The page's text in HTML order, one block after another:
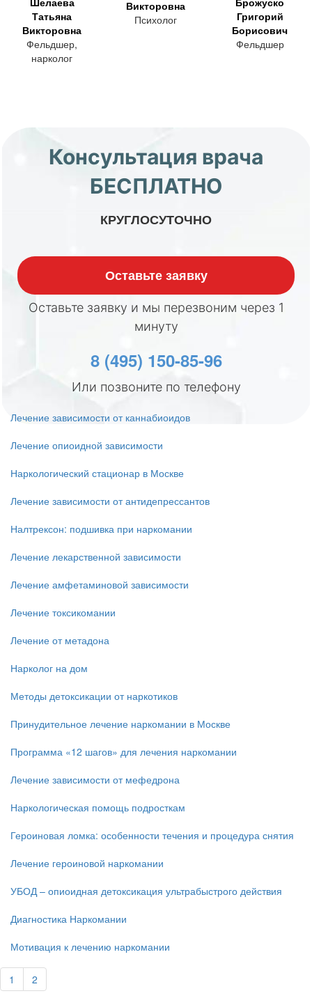
Татьяна
Викторовна
Фельдшер,
нарколог
Викторовна
Психолог
Григорий
Борисович
Фельдшер
Консультация врача
БЕСПЛАТНО
КРУГЛОСУТОЧНО
Оставьте заявку
Оставьте заявку и мы перезвоним через 1
минуту
8 (495) 150-85-96
Или позвоните по телефону
Лечение зависимости от каннабиоидов
Лечение опиоидной зависимости
Наркологический стационар в Москве
Лечение зависимости от антидепрессантов
Налтрексон: подшивка при наркомании
Лечение лекарственной зависимости
Лечение амфетаминовой зависимости
Лечение токсикомании
Лечение от метадона
Нарколог на дом
Методы детоксикации от наркотиков
Принудительное лечение наркомании в Москве
Программа «12 шагов» для лечения наркомании
Лечение зависимости от мефедрона
Наркологическая помощь подросткам
Героиновая ломка: особенности течения и процедура снятия
Лечение героиновой наркомании
УБОД – опиоидная детоксикация ультрабыстрого действия
Диагностика Наркомании
Мотивация к лечению наркомании
1 2